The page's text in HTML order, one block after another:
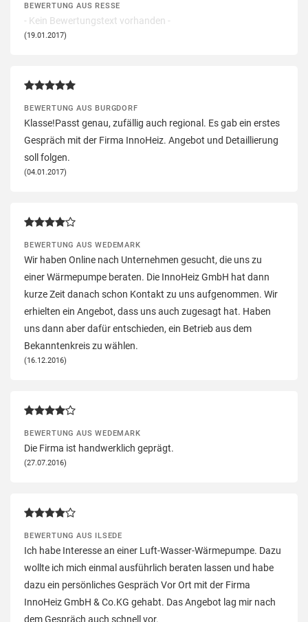
BEWERTUNG AUS RESSE
- Kein Bewertungstext vorhanden -
(19.01.2017)
BEWERTUNG AUS BURGDORF
Klasse!Passt genau, zufällig auch regional. Es gab ein erstes
Gespräch mit der Firma InnoHeiz. Angebot und Detaillierung
soll folgen.
(04.01.2017)
BEWERTUNG AUS WEDEMARK
Wir haben Online nach Unternehmen gesucht, die uns zu
einer Wärmepumpe beraten. Die InnoHeiz GmbH hat dann
kurze Zeit danach schon Kontakt zu uns aufgenommen. Wir
erhielten ein Angebot, dass uns auch zugesagt hat. Haben
uns dann aber dafür entschieden, ein Betrieb aus dem
Bekanntenkreis zu wählen.
(16.12.2016)
BEWERTUNG AUS WEDEMARK
Die Firma ist handwerklich geprägt.
(27.07.2016)
BEWERTUNG AUS ILSEDE
Ich habe Interesse an einer Luft-Wasser-Wärmepumpe. Dazu
wollte ich mich einmal ausführlich beraten lassen und habe
dazu ein persönliches Gespräch Vor Ort mit der Firma
InnoHeiz GmbH & Co.KG gehabt. Das Angebot lag mir nach
dem Gespräch auch schnell vor.